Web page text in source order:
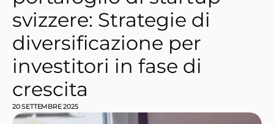
svizzere: Strategie di
diversificazione per
investitori in fase di
crescita
20 SETTEMBRE 2025